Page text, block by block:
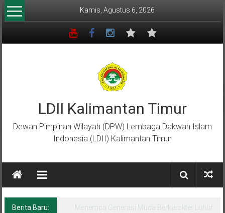
Lompat
ke
Kamis, Agustus 6, 2026
LDII Kalimantan Timur
Dewan Pimpinan Wilayah (DPW) Lembaga Dakwah Islam
Indonesia (LDII) Kalimantan Timur
Berita Baru:
Menempa Generasi Muda Berkarakter Luhur